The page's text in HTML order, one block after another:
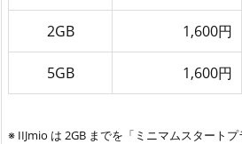
2GB 1,600円
5GB 1,600円
※ IIJmio は 2GB までを「ミニマムスタート